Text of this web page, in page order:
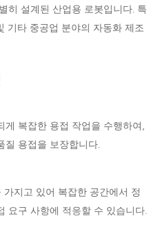
히 설계된 산업용 로봇입니다. 특
기타 중공업 분야의 자동화 제조
게 복잡한 용접 작업을 수행하여,
질 용접을 보장합니다.
지고 있어 복잡한 공간에서 정
요구 사항에 적응할 수 있습니다.